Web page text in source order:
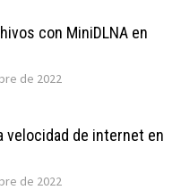
con MiniDLNA en
de 2022
velocidad de internet en
de 2022